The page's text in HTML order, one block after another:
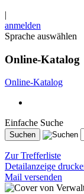
|
anmelden
Sprache auswählen
Online-Katalog
Online-Katalog
Einfache Suche
Zur Trefferliste
Detailanzeige
Mail versenden